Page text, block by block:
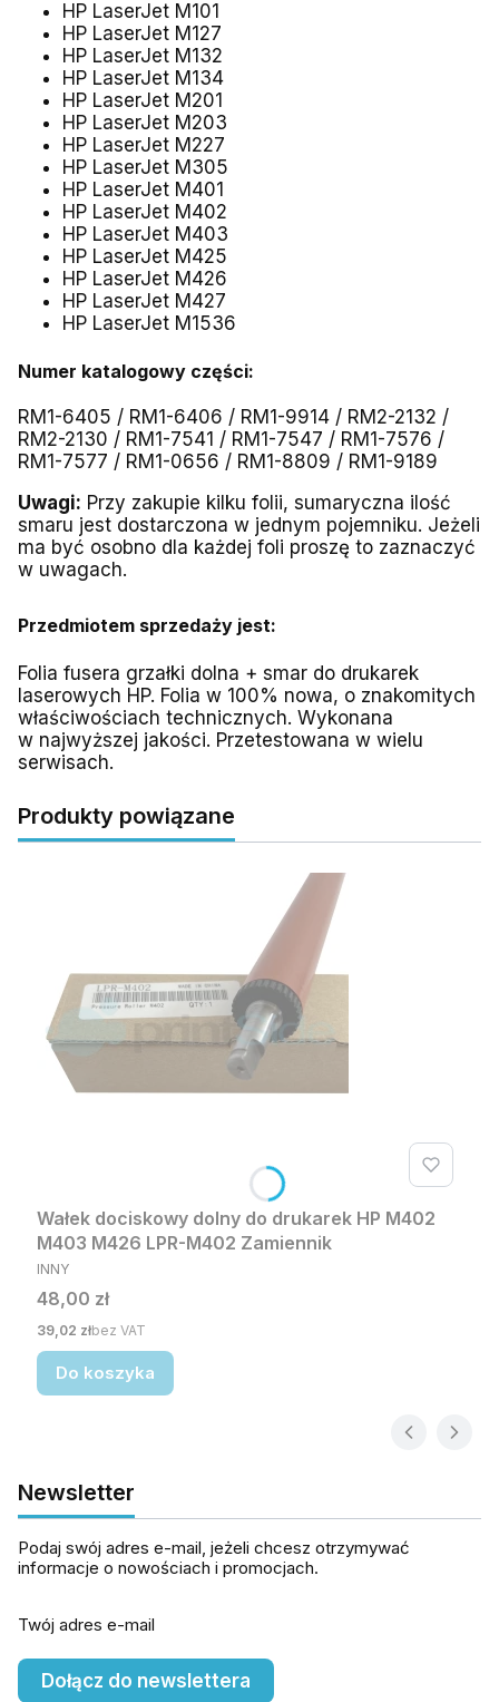
HP LaserJet M101
HP LaserJet M127
HP LaserJet M132
HP LaserJet M134
HP LaserJet M201
HP LaserJet M203
HP LaserJet M227
HP LaserJet M305
HP LaserJet M401
HP LaserJet M402
HP LaserJet M403
HP LaserJet M425
HP LaserJet M426
HP LaserJet M427
HP LaserJet M1536
Numer katalogowy części:
RM1-6405 / RM1-6406 / RM1-9914 / RM2-2132 /
RM2-2130 / RM1-7541 / RM1-7547 / RM1-7576 /
RM1-7577 / RM1-0656 / RM1-8809 / RM1-9189
Uwagi: Przy zakupie kilku folii, sumaryczna ilość
smaru jest dostarczona w jednym pojemniku. Jeżeli
ma być osobno dla każdej foli proszę to zaznaczyć
w uwagach.
Przedmiotem sprzedaży jest:
Folia fusera grzałki dolna + smar do drukarek
laserowych HP. Folia w 100% nowa, o znakomitych
właściwościach technicznych. Wykonana
w najwyższej jakości. Przetestowana w wielu
serwisach.
Produkty powiązane
Wałek dociskowy dolny do drukarek HP M402
M403 M426 LPR-M402 Zamiennik
PRODUCENT
INNY
Cena
48,00 zł
Cena
39,02 złbez VAT
Do koszyka
Newsletter
Podaj swój adres e-mail, jeżeli chcesz otrzymywać
informacje o nowościach i promocjach.
Twój adres e-mail
Dołącz do newslettera